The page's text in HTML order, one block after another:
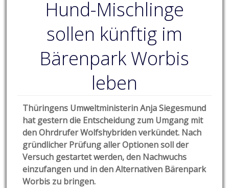
Hund-Mischlinge
sollen künftig im
Bärenpark Worbis
leben
Thüringens Umweltministerin Anja Siegesmund
hat gestern die Entscheidung zum Umgang mit
den Ohrdrufer Wolfshybriden verkündet. Nach
gründlicher Prüfung aller Optionen soll der
Versuch gestartet werden, den Nachwuchs
einzufangen und in den Alternativen Bärenpark
Worbis zu bringen.